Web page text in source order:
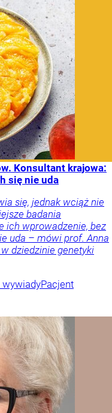
Konsultant krajowa:
się nie uda
się, jednak wciąż nie
badania
ich wprowadzenie, bez
uda – mówi prof. Anna
dziedzinie genetyki
wywiadyPacjent